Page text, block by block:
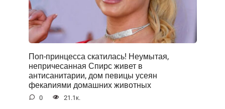
Поп-принцесса скатилась! Неумытая,
непричесанная Спирс живет в
антисанитарии, дом певицы усеян
фекаnиями домашних животных
0 21.1к.